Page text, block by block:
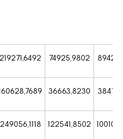
219271,6492 74925,9802
36663,8230
249056,1118 122541,8502